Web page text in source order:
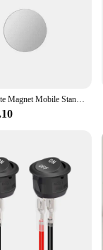
Metal Plate Magnet Mobile Stand Universal Replacement Metal Plate Kit With Adhesive For Xiaomi Magnetic Car Mount Phone Holder